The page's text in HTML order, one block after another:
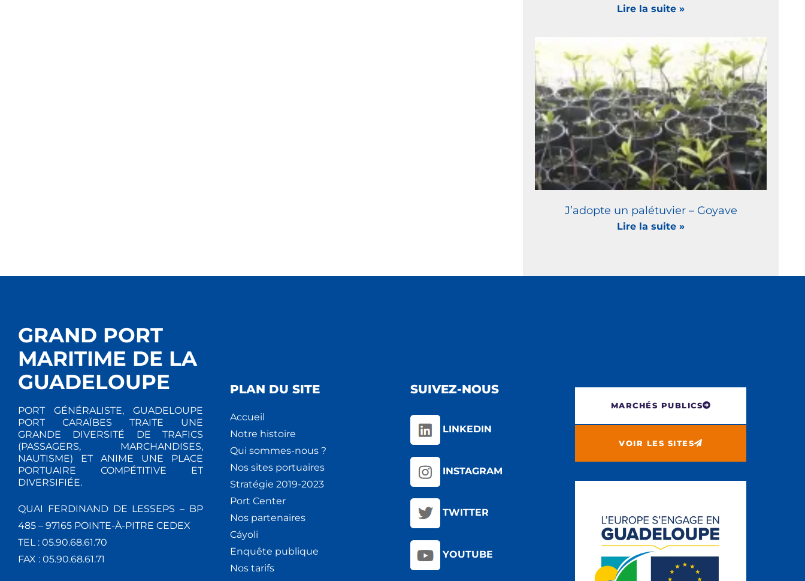
Lire la suite »
J’adopte un palétuvier – Goyave
Lire la suite »
GRAND PORT
MARITIME DE LA
GUADELOUPE
PORT GÉNÉRALISTE, GUADELOUPE
PORT CARAÏBES TRAITE UNE
GRANDE DIVERSITÉ DE TRAFICS
(PASSAGERS, MARCHANDISES,
NAUTISME) ET ANIME UNE PLACE
PORTUAIRE COMPÉTITIVE ET
DIVERSIFIÉE.
QUAI FERDINAND DE LESSEPS – BP
485 – 97165 POINTE-À-PITRE CEDEX
TEL : 05.90.68.61.70
FAX : 05.90.68.61.71
PLAN DU SITE
Accueil
Notre histoire
Qui sommes-nous ?
Nos sites portuaires
Stratégie 2019-2023
Port Center
Nos partenaires
Cáyoli
Enquête publique
Nos tarifs
SUIVEZ-NOUS
LINKEDIN
INSTAGRAM
TWITTER
YOUTUBE
MARCHÉS PUBLICS
VOIR LES SITES